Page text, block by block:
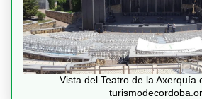
Vista del Teatro de la Axerquía